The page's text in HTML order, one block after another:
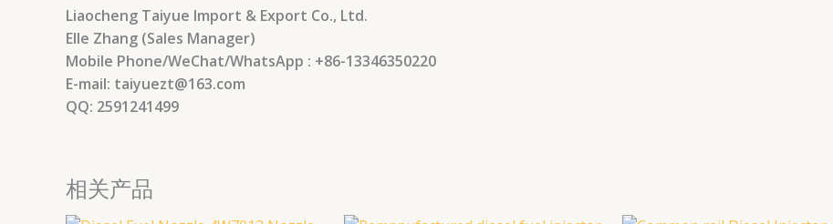
Liaocheng Taiyue Import & Export Co., Ltd.
Elle Zhang (Sales Manager)
Mobile Phone/WeChat/WhatsApp : +86-13346350220
E-mail: taiyuezt@163.com
QQ: 2591241499
相关产品